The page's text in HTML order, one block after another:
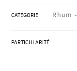
CATÉGORIE Rhum -
PARTICULARITÉ